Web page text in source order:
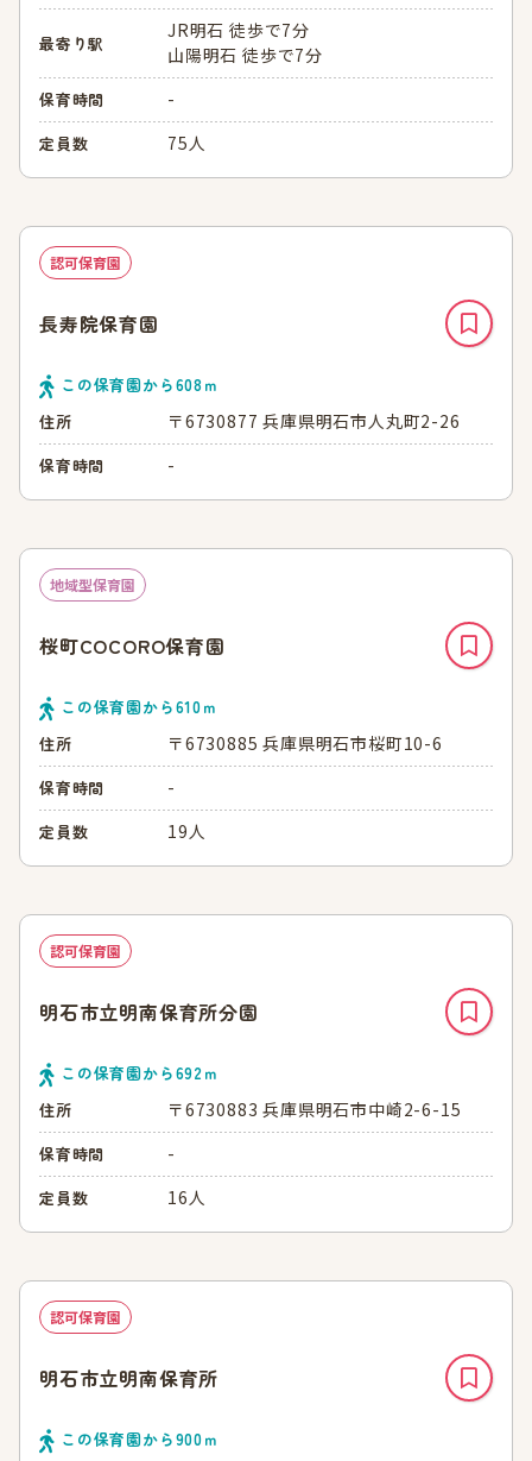
最寄り駅
JR明石 徒歩で7分
山陽明石 徒歩で7分
保育時間 -
定員数 75人
認可保育園
長寿院保育園
この保育園から608ｍ
住所
〒6730877 兵庫県明石市人丸町2-26
保育時間 -
地域型保育園
桜町COCORO保育園
この保育園から610ｍ
住所
〒6730885 兵庫県明石市桜町10-6
保育時間 -
定員数 19人
認可保育園
明石市立明南保育所分園
この保育園から692ｍ
住所
〒6730883 兵庫県明石市中崎2-6-15
保育時間 -
定員数 16人
認可保育園
明石市立明南保育所
この保育園から900ｍ